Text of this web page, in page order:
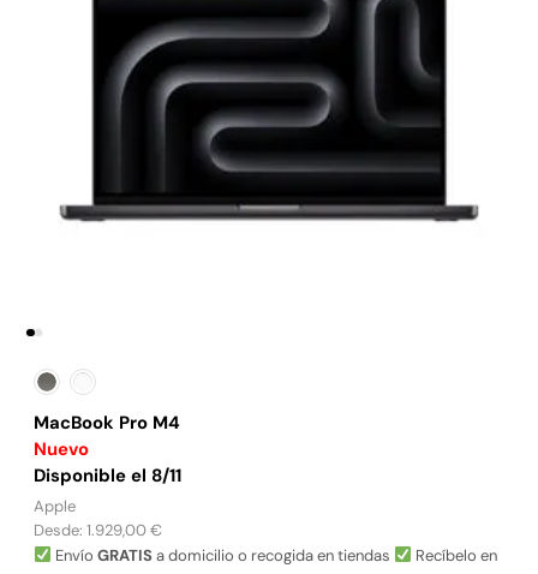
MacBook Pro M4
Nuevo
Disponible el 8/11
Apple
Desde: 1.929,00€
Envío GRATISa domicilio o recogida en tiendas
Recíbelo en